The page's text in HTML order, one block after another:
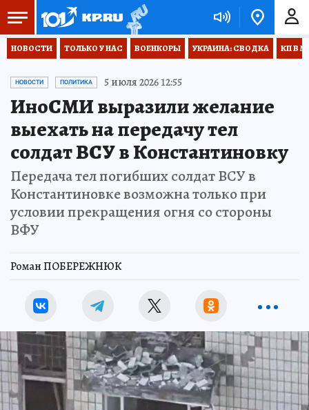
НОВОСТИ ТОЛЬКО У НАС ВОЕНКОРЫ УКРАИНА: СВОДКА КП В
НОВОСТИ ПОЛИТИКА 5 июля 2026 12:55
ИноСМИ выразили желание
выехать на передачу тел
солдат ВСУ в Константиновку
Передача тел погибших солдат ВСУ в
Константиновке возможна только при
условии прекращения огня со стороны
ВФУ
Роман ПОБЕРЕЖНЮК